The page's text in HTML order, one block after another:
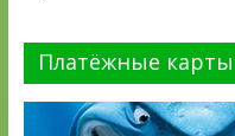
Платёжные карты